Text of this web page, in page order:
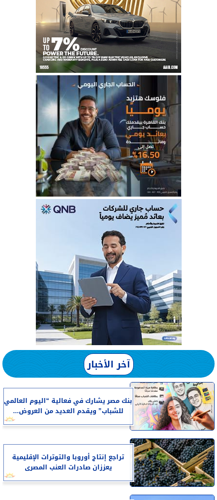
آخر الأخبار
بنك مصر يشارك في فعالية “اليوم العالمي
للشباب” ويقدم العديد من العروض...
تراجع إنتاج أوروبا والتوترات الإقليمية
يعززان صادرات العنب المصرى